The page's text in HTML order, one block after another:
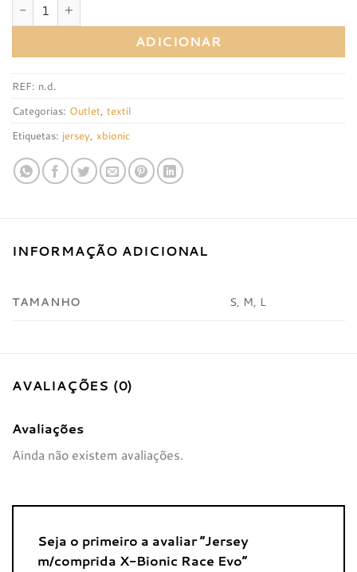
ADICIONAR
REF: n.d.
Categorias: Outlet, textil
Etiquetas: jersey, xbionic
INFORMAÇÃO ADICIONAL
TAMANHO S, M, L
AVALIAÇÕES (0)
Avaliações
Ainda não existem avaliações.
Seja o primeiro a avaliar “Jersey
m/comprida X-Bionic Race Evo”